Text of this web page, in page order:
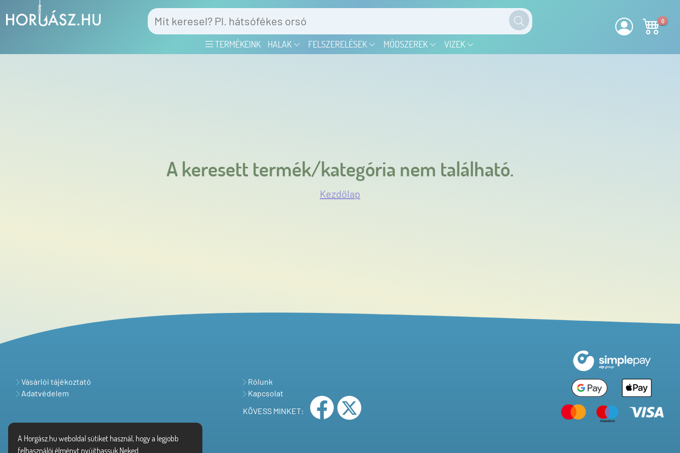
A Horgász.hu weboldal sütiket használ, hogy a legjobb
felhasználói élményt nyújthassuk Neked.
TERMÉKEINK HALAK FELSZERELÉSEK MÓDSZEREK VIZEK
0
A keresett termék/kategória nem található.
Kezdőlap
Vásárlói tájékoztató
Adatvédelem
Rólunk
Kapcsolat
KÖVESS MINKET: